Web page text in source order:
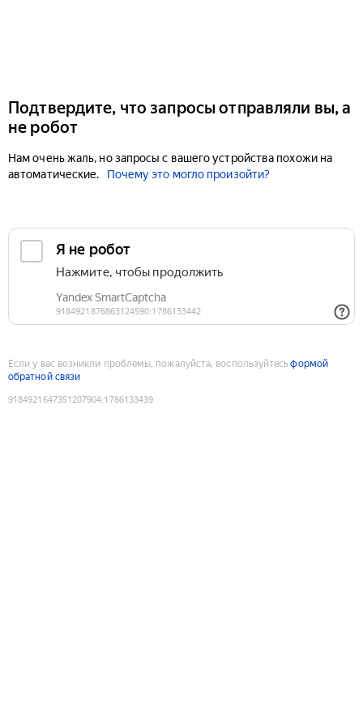
Подтвердите, что запросы отправляли вы, а
не робот
Нам очень жаль, но запросы с вашего устройства похожи на
автоматические.
Почему это могло произойти?
Если у вас возникли проблемы, пожалуйста, воспользуйтесьформой
обратной связи
9184921647351207904:1786133439